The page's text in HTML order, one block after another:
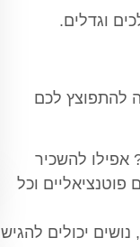
וגדלים.
להתפוצץ לכם
להשכיר
וכל
יכולים להגיש